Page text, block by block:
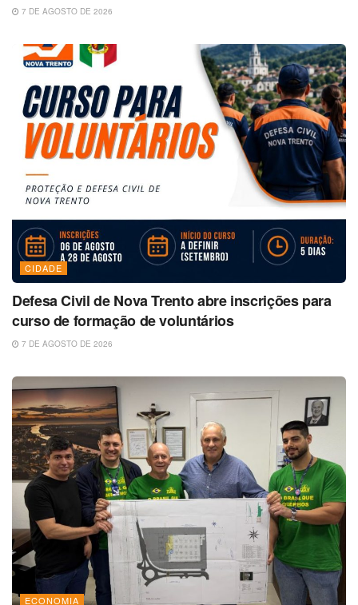
7 DE AGOSTO DE 2026
CIDADE
Defesa Civil de Nova Trento abre inscrições para
curso de formação de voluntários
7 DE AGOSTO DE 2026
ECONOMIA